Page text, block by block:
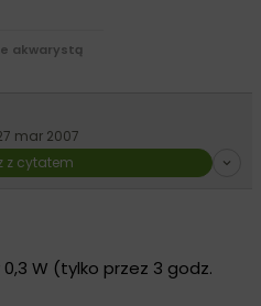
akwarystą
mar 2007
z cytatem
W (tylko przez 3 godz.